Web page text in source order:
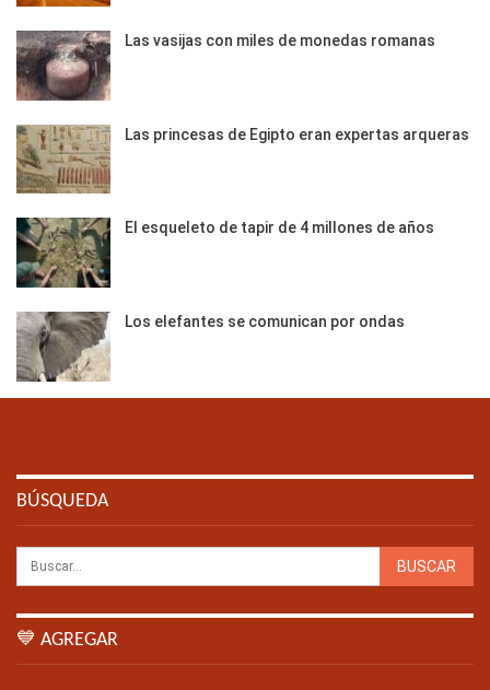
Las vasijas con miles de monedas romanas
Las princesas de Egipto eran expertas arqueras
El esqueleto de tapir de 4 millones de años
Los elefantes se comunican por ondas
BÚSQUEDA
💙 AGREGAR